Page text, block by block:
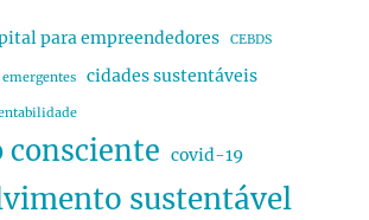
para empreendedores CEBDS
emergentes cidades sustentáveis
consciente covid-19
sustentável